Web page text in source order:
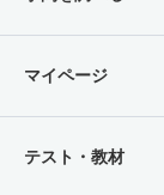
マイページ
テスト・教材